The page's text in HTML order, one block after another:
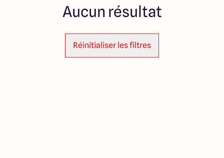
Aucun résultat
Réinitialiser les filtres